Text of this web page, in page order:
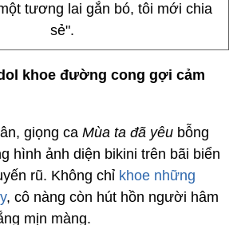
tương lai gắn bó, tôi mới chia
sẻ".
khoe đường cong gợi cảm
giọng ca Mùa ta đã yêu bỗng
hình ảnh diện bikini trên bãi biển
rũ. Không chỉ khoe những
, cô nàng còn hút hồn người hâm
mịn màng.